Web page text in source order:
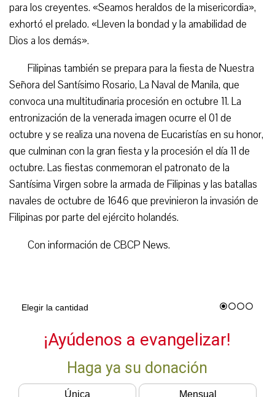
para los creyentes. «Seamos heraldos de la misericordia»,
exhortó el prelado. «Lleven la bondad y la amabilidad de
Dios a los demás».
Filipinas también se prepara para la fiesta de Nuestra
Señora del Santísimo Rosario, La Naval de Manila, que
convoca una multitudinaria procesión en octubre 11. La
entronización de la venerada imagen ocurre el 01 de
octubre y se realiza una novena de Eucaristías en su honor,
que culminan con la gran fiesta y la procesión el día 11 de
octubre. Las fiestas conmemoran el patronato de la
Santísima Virgen sobre la armada de Filipinas y las batallas
navales de octubre de 1646 que previnieron la invasión de
Filipinas por parte del ejército holandés.
Con información de CBCP News.